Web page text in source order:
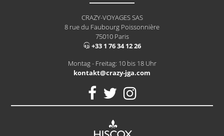
CRAZY-VOYAGES SAS
8 rue du Faubourg Poissonnière
75010 Paris
+33 1 76 34 12 26
Montag - Freitag: 10 bis 18 Uhr
kontakt@crazy-jga.com